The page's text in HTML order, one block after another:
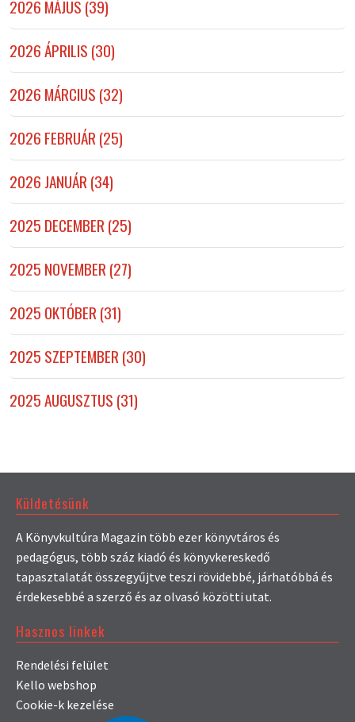
2026 MÁJUS (39)
2026 ÁPRILIS (30)
2026 MÁRCIUS (32)
2026 FEBRUÁR (25)
2026 JANUÁR (34)
2025 DECEMBER (25)
2025 NOVEMBER (27)
2025 OKTÓBER (31)
2025 SZEPTEMBER (30)
2025 AUGUSZTUS (31)
Küldetésünk
A Könyvkultúra Magazin több ezer könyvtáros és
pedagógus, több száz kiadó és könyvkereskedő
tapasztalatát összegyűjtve teszi rövidebbé, járhatóbbá és
érdekesebbé a szerző és az olvasó közötti utat.
Hasznos linkek
Rendelési felület
Kello webshop
Cookie-k kezelése